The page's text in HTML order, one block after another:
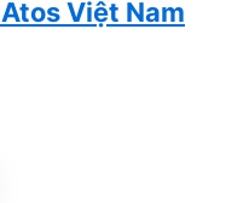
Việt Nam